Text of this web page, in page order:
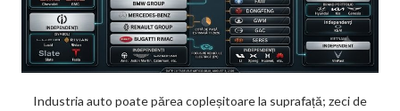
Industria auto poate părea copleșitoare la suprafață; zeci de